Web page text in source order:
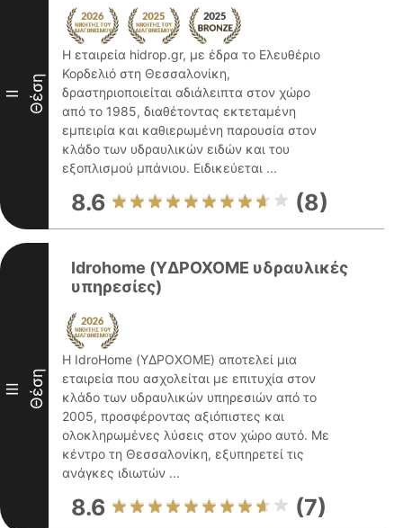
II Θέση
Η εταιρεία hidrop.gr, με έδρα το Ελευθέριο
Κορδελιό στη Θεσσαλονίκη,
δραστηριοποιείται αδιάλειπτα στον χώρο
από το 1985, διαθέτοντας εκτεταμένη
εμπειρία και καθιερωμένη παρουσία στον
κλάδο των υδραυλικών ειδών και του
εξοπλισμού μπάνιου. Ειδικεύεται ...
8.6 (8)
III Θέση
Idrohome (ΥΔΡΟΧΟΜΕ υδραυλικές
υπηρεσίες)
Η IdroHome (ΥΔΡΟΧΟΜΕ) αποτελεί μια
εταιρεία που ασχολείται με επιτυχία στον
κλάδο των υδραυλικών υπηρεσιών από το
2005, προσφέροντας αξιόπιστες και
ολοκληρωμένες λύσεις στον χώρο αυτό. Με
κέντρο τη Θεσσαλονίκη, εξυπηρετεί τις
ανάγκες ιδιωτών ...
8.6 (7)